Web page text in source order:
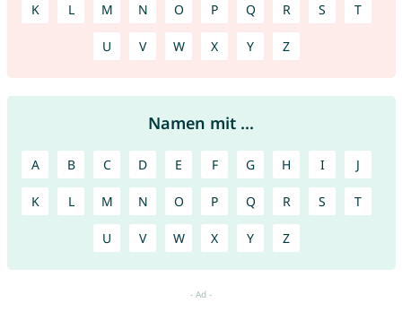
K L M N O P Q R S T
U V W X Y Z
Namen mit ...
A B C D E F G H I J
K L M N O P Q R S T
U V W X Y Z